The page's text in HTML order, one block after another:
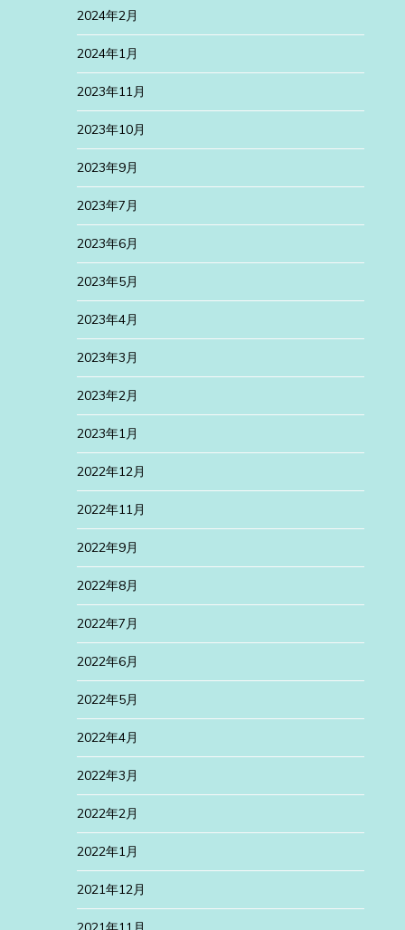
2024年2月
2024年1月
2023年11月
2023年10月
2023年9月
2023年7月
2023年6月
2023年5月
2023年4月
2023年3月
2023年2月
2023年1月
2022年12月
2022年11月
2022年9月
2022年8月
2022年7月
2022年6月
2022年5月
2022年4月
2022年3月
2022年2月
2022年1月
2021年12月